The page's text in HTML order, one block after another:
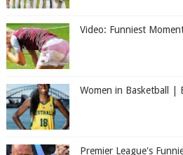
Video: Funniest
Women in Basketball |
Premier League's